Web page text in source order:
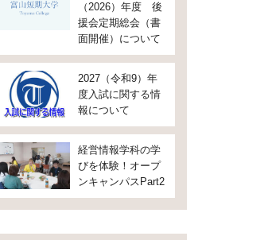
（2026）年度 後
援会定期総会（書
面開催）について
2027（令和9）年
度入試に関する情
報について
経営情報学科の学
びを体験！オープ
ンキャンパスPart2